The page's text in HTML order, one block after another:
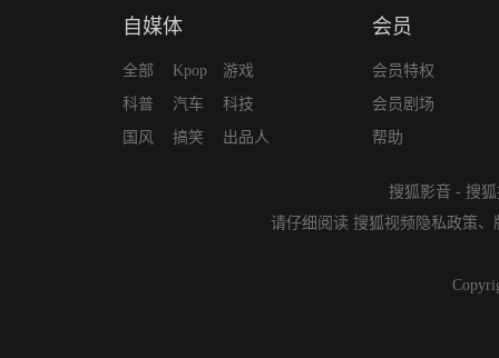
自媒体
全部
科普
国风
Kpop
汽车
搞笑
游戏
科技
出品人
会员
会员特权
会员剧场
帮助
搜狐影音 - 搜
请仔细阅读 搜狐视频隐私政策、